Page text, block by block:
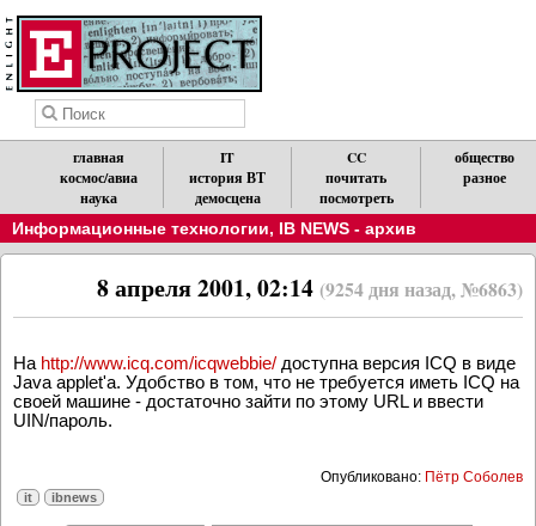
главная
космос/авиа
наука
IT
история ВТ
демосцена
CC
почитать
посмотреть
общество
разное
Информационные технологии, IB NEWS - архив
8 апреля 2001, 02:14 (9254 дня назад, №6863)
На http://www.icq.com/icqwebbie/ доступна версия ICQ в виде
Java applet'a. Удобство в том, что не требуется иметь ICQ на
своей машине - достаточно зайти по этому URL и ввести
UIN/пароль.
Опубликовано: Пётр Соболев
it ibnews